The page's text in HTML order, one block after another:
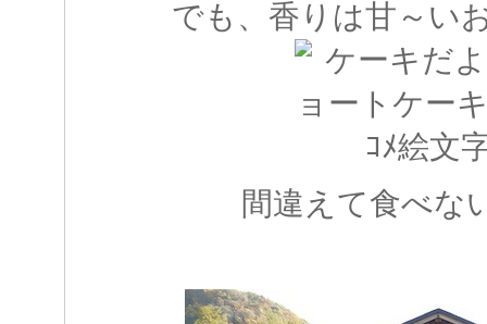
でも、香りは甘～い
間違えて食べ